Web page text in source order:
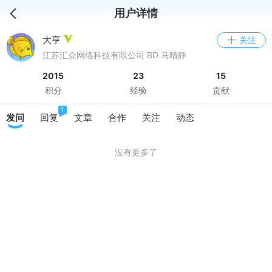
用户详情
大亨
关注
江苏汇众网络科技有限公司 BD 马晴静
2015
积分
23
经验
15
贡献
发问
1
回复 文章 合作 关注 动态
没有更多了